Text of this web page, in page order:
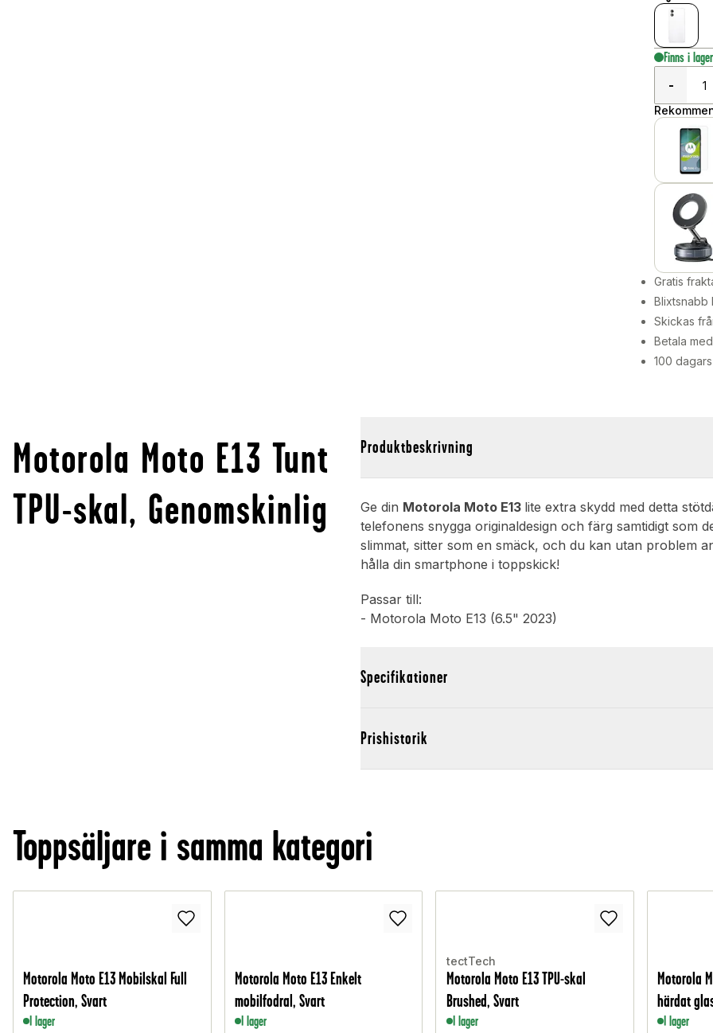
Finns i lager
-
Gratis
Blixtsnabb
Skickas
Betala
100
Motorola Moto E13 Tunt
TPU-skal, Genomskinlig
Produktbeskrivning
Ge din Motorola Moto E13 lite extra skydd med detta
telefonens snygga originaldesign och färg samtidigt som
slimmat, sitter som en smäck, och du kan utan problem
hålla din smartphone i toppskick!
Passar till:
- Motorola Moto E13 (6.5" 2023)
Specifikationer
Prishistorik
Toppsäljare i samma kategori
Motorola Moto E13 Mobilskal Full
Protection, Svart
I lager
Motorola Moto E13 Enkelt
mobilfodral, Svart
I lager
tectTech
Motorola Moto E13 TPU-skal
Brushed, Svart
I lager
Motorola
härdat
I lager